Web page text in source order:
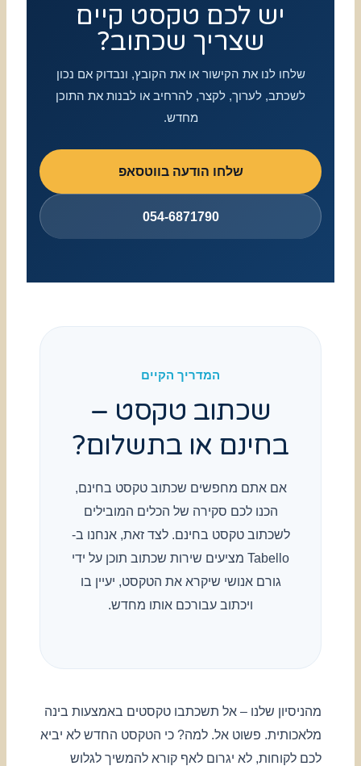
יש לכם טקסט קיים
שצריך שכתוב?
שלחו לנו את הקישור או את הקובץ, ונבדוק אם נכון
לשכתב, לערוך, לקצר, להרחיב או לבנות את התוכן
מחדש.
שלחו הודעה בווטסאפ
054-6871790
המדריך הקיים
שכתוב טקסט –
בחינם או בתשלום?
אם אתם מחפשים שכתוב טקסט בחינם,
הכנו לכם סקירה של הכלים המובילים
לשכתוב טקסט בחינם. לצד זאת, אנחנו ב-
Tabello מציעים שירות שכתוב תוכן על ידי
גורם אנושי שיקרא את הטקסט, יעיין בו
ויכתוב עבורכם אותו מחדש.
מהניסיון שלנו – אל תשכתבו טקסטים באמצעות בינה
מלאכותית. פשוט אל. למה? כי הטקסט החדש לא יביא
לכם לקוחות, לא יגרום לאף קורא להמשיך לגלוש